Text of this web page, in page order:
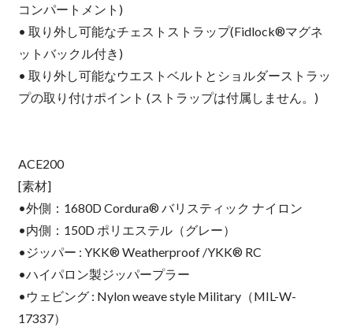
コンパートメント)
• 取り外し可能なチェストストラップ(Fidlock®マグネ
ットバックル付き)
• 取り外し可能なウエストベルトとショルダーストラッ
プの取り付けポイント (ストラップは付属しません。)
ACE200
[素材]
•外側：1680D Cordura® バリスティック ナイロン
•内側：150D ポリエステル（グレー）
•ジッパー : YKK® Weatherproof /YKK® RC
•ハイパロン製ジッパープラー
•ウェビング : Nylon weave style Military（MIL-W-
17337）